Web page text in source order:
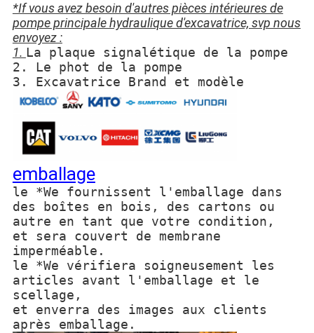
*If vous avez besoin d'autres pièces intérieures de
pompe principale hydraulique d'excavatrice, svp nous
envoyez :
1. La plaque signalétique de la pompe
2. Le phot de la pompe
3. Excavatrice Brand et modèle
emballage
le *We fournissent l'emballage dans
des boîtes en bois, des cartons ou
autre en tant que votre condition,
et sera couvert de membrane
imperméable.
le *We vérifiera soigneusement les
articles avant l'emballage et le
scellage,
et enverra des images aux clients
après emballage.